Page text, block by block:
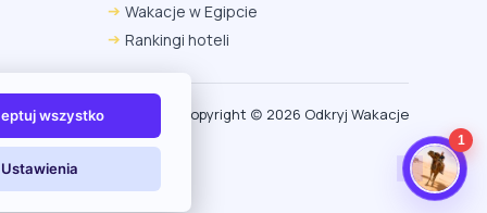
Wakacje w Egipcie
Rankingi hoteli
Copyright (c) 2026 Odkryj Wakacje
1
wszystko
Ustawienia